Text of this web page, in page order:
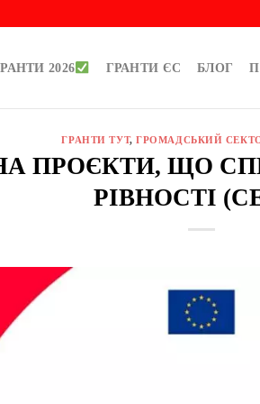
2026 ГРАНТИ ЄС БЛОГ
ГРАНТИ ТУТ,ГРОМАДСЬКИЙ
ПРОЄКТИ, ЩО
РІВНОСТІ